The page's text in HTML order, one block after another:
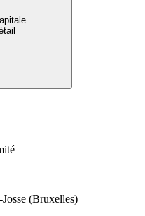
(Bruxelles)